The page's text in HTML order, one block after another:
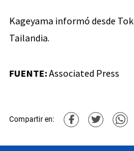
Kageyama informó desde
Tailandia.
FUENTE:Associated Press
Compartir en: